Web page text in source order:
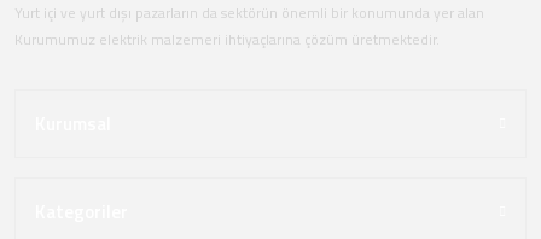
Yurt içi ve yurt dışı pazarların da sektörün önemli bir konumunda yer alan
Kurumumuz elektrik malzemeri ihtiyaçlarına çözüm üretmektedir.